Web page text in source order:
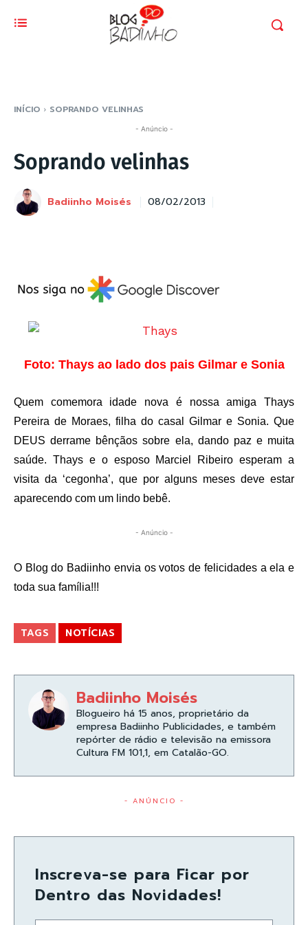
INÍCIO SOPRANDO VELINHAS
- Anúncio -
Soprando velinhas
Badiinho Moisés 08/02/2013
Foto: Thays ao lado dos pais Gilmar e Sonia
Quem comemora idade nova é nossa amiga Thays
Pereira de Moraes, filha do casal Gilmar e Sonia. Que
DEUS derrame bênçãos sobre ela, dando paz e muita
saúde. Thays e o esposo Marciel Ribeiro esperam a
visita da ‘cegonha’, que por alguns meses deve estar
aparecendo com um lindo bebê.
- Anúncio -
O Blog do Badiinho envia os votos de felicidades a ela e
toda sua família!!!
TAGS NOTÍCIAS
Badiinho Moisés
Blogueiro há 15 anos, proprietário da
empresa Badiinho Publicidades, e também
repórter de rádio e televisão na emissora
Cultura FM 101,1, em Catalão-GO.
- ANÚNCIO -
Inscreva-se para Ficar por
Dentro das Novidades!